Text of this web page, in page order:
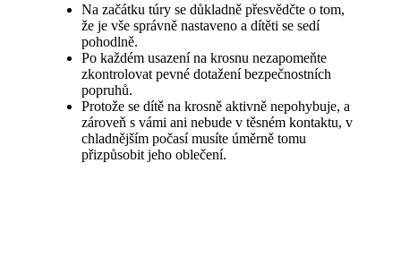
Na začátku túry se důkladně přesvědčte o tom,
že je vše správně nastaveno a dítěti se sedí
pohodlně.
Po každém usazení na krosnu nezapomeňte
zkontrolovat pevné dotažení bezpečnostních
popruhů.
Protože se dítě na krosně aktivně nepohybuje, a
zároveň s vámi ani nebude v těsném kontaktu, v
chladnějším počasí musíte úměrně tomu
přizpůsobit jeho oblečení.